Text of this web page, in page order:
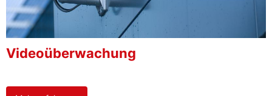
Videoüberwachung